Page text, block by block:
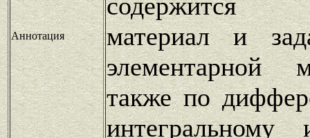
Аннотация
материал и
элементарной
также по